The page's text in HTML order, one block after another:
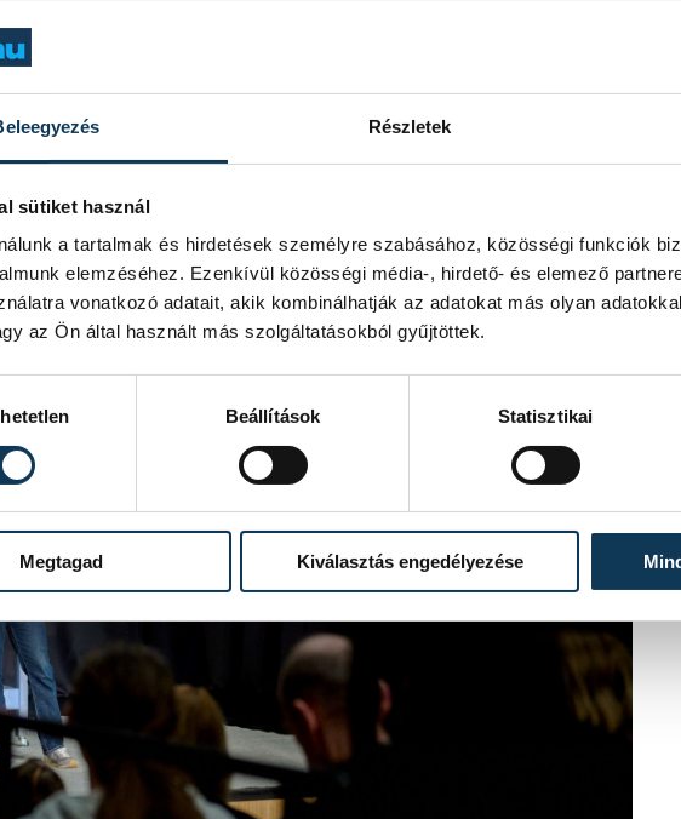
Részletek
sütiket használ
a tartalmak és hirdetések személyre szabásához, közösségi funkciók
elemzéséhez. Ezenkívül közösségi média-, hirdető- és elemező
vonatkozó adatait, akik kombinálhatják az adatokat más olyan
az Ön által használt más szolgáltatásokból gyűjtöttek.
Beállítások Statisztikai
Megtagad Kiválasztás engedélyezése
egy törtémnetet. Ez a fajta színház pedig
A kultúrát, mint a léleknek az egyik
aki ezután rátért a Patrónus bérletek
de a városvezetők közül is többen részt
amelyeket átadnak a rászorulóknak.